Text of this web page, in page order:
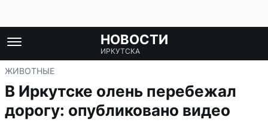
НОВОСТИ
ИРКУТСКА
ЖИВОТНЫЕ
В Иркутске олень перебежал
дорогу: опубликовано видео